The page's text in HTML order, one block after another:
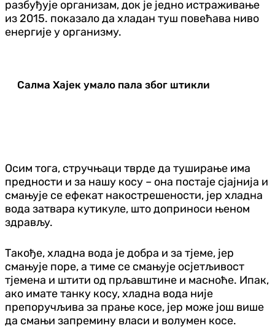
разбуђује организам, док је једно истраживање
из 2015. показало да хладан туш повећава ниво
енергије у организму.
Салма Хајек умало пала због штикли
Осим тога, стручњаци тврде да туширање има
предности и за нашу косу – она постаје сјајнија и
смањује се ефекат накострешености, јер хладна
вода затвара кутикуле, што доприноси њеном
здрављу.
Такође, хладна вода је добра и за тјеме, јер
смањује поре, а тиме се смањује осјетљивост
тјемена и штити од прљавштине и масноће. Ипак,
ако имате танку косу, хладна вода није
препоручљива за прање косе, јер може још више
да смањи запремину власи и волумен косе.